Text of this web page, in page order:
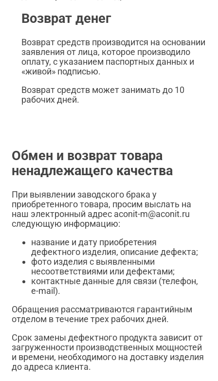
Возврат денег
Возврат средств производится на основании
заявления от лица, которое производило
оплату, с указанием паспортных данных и
«живой» подписью.
Возврат средств может занимать до 10
рабочих дней.
Обмен и возврат товара
ненадлежащего качества
При выявлении заводского брака у
приобретенного товара, просим выслать на
наш электронный адрес aconit-m@aconit.ru
следующую информацию:
название и дату приобретения
дефектного изделия, описание дефекта;
фото изделия с выявленными
несоответствиями или дефектами;
контактные данные для связи (телефон,
e-mail).
Обращения рассматриваются гарантийным
отделом в течение трех рабочих дней.
Срок замены дефектного продукта зависит от
загруженности производственных мощностей
и времени, необходимого на доставку изделия
до адреса клиента.